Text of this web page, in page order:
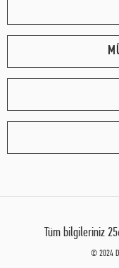
Tüm bilgileriniz
© 2024